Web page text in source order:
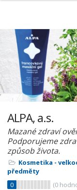
ALPA, a.s.
Mazané zdraví
Podporujeme
způsob života.
Kosmetika -
předměty
0
(0